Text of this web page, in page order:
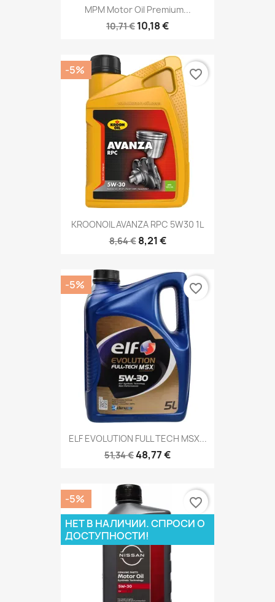
MPM Motor Oil Premium...
10,71 € 10,18 €
KROONOIL AVANZA RPC 5W30 1L
8,64 € 8,21 €
-5% favorite_border
ELF EVOLUTION FULL TECH MSX...
51,34 €48,77 €
-5% favorite_border
-5%
НЕТ В НАЛИЧИИ. СПРОСИ О
ДОСТУПНОСТИ!
favorite_border